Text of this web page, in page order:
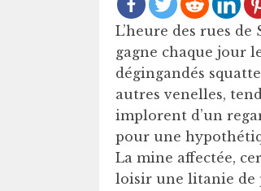
L’heure des rues
gagne chaque jour
dégingandés
autres venelles,
implorent d’un
pour une
La mine affectée,
loisir une litanie de